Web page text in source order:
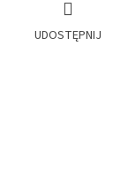
UDOSTĘPNIJ